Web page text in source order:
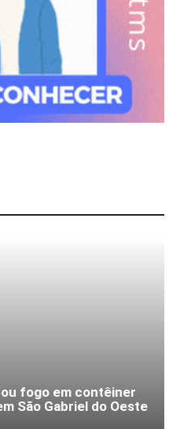
fogo em contêiner
São Gabriel do Oeste